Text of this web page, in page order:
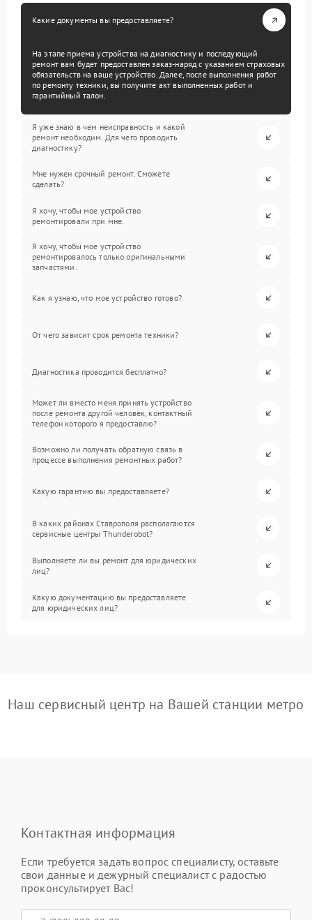
Какие документы вы предоставляете?
На этапе приема устройства на диагностику и последующий
ремонт вам будет предоставлен заказ-наряд с указанием страховых
обязательств на ваше устройство. Далее, после выполнения работ
по ремонту техники, вы получите акт выполненных работ и
гарантийный талон.
Я уже знаю в чем неисправность и какой
ремонт необходим. Для чего проводить
диагностику?
Мне нужен срочный ремонт. Сможете
сделать?
Я хочу, чтобы мое устройство
ремонтировали при мне.
Я хочу, чтобы мое устройство
ремонтировалось только оригинальными
запчастями.
Как я узнаю, что мое устройство готово?
От чего зависит срок ремонта техники?
Диагностика проводится бесплатно?
Может ли вместо меня принять устройство
после ремонта другой человек, контактный
телефон которого я предоставлю?
Возможно ли получать обратную связь в
процессе выполнения ремонтных работ?
Какую гарантию вы предоставляете?
В каких районах Ставрополя располагаются
сервисные центры Thunderobot?
Выполняете ли вы ремонт для юридических
лиц?
Какую документацию вы предоставляете
для юридических лиц?
Наш сервисный центр на Вашей станции метро
Контактная информация
Если требуется задать вопрос специалисту, оставьте
свои данные и дежурный специалист с радостью
проконсультирует Вас!